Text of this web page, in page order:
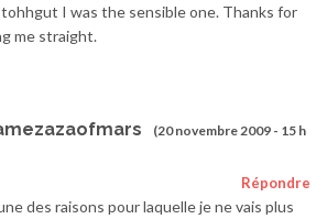
I was the sensible one. Thanks for
me straight.
(20 novembre 2009 - 15 h
Répondre
des raisons pour laquelle je ne vais plus